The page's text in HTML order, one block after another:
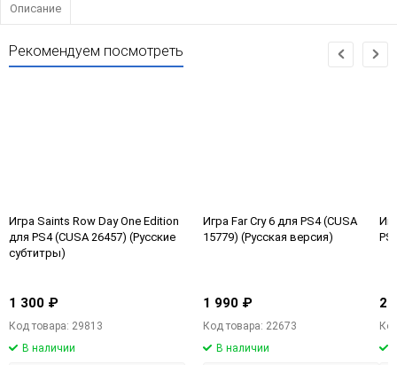
Описание
Рекомендуем посмотреть
Игра Saints Row Day One Edition
для PS4 (CUSA 26457) (Русские
субтитры)
1 300 ₽
Код товара: 29813
В наличии
Игра Far Cry 6 для PS4 (CUSA
15779) (Русская версия)
1 990 ₽
Код товара: 22673
В наличии
2